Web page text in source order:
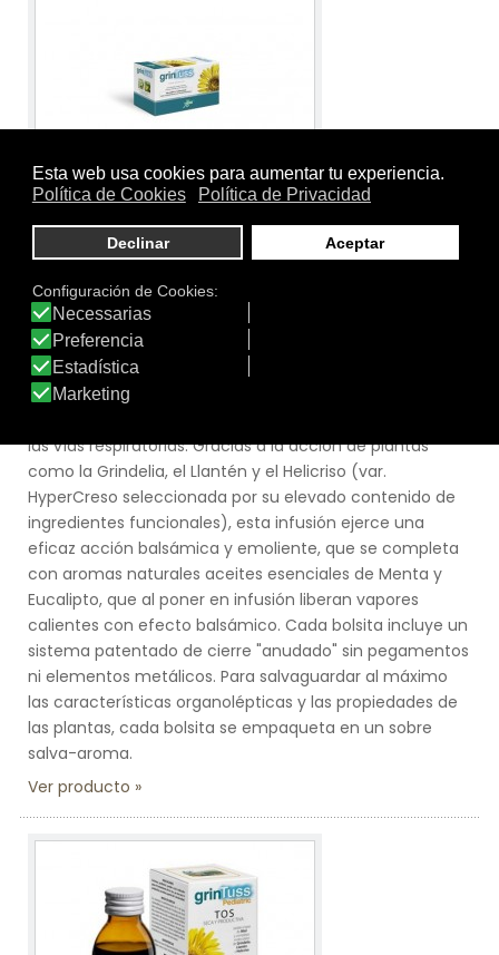
Tamaño:Contiene 20 bolsitas de 1,5 g\u00a0c.u.
Marca:Grintuss
Línea:Línea Grintuss
GRINTUSS ADULT TISANA
las vías respiratorias. Gracias a la acción de plantas
como la Grindelia, el Llantén y el Helicriso (var.
HyperCreso seleccionada por su elevado contenido de
ingredientes funcionales), esta infusión ejerce una
eficaz acción balsámica y emoliente, que se completa
con aromas naturales aceites esenciales de Menta y
Eucalipto, que al poner en infusión liberan vapores
calientes con efecto balsámico. Cada bolsita incluye un
sistema patentado de cierre "anudado" sin pegamentos
ni elementos metálicos. Para salvaguardar al máximo
las características organolépticas y las propiedades de
las plantas, cada bolsita se empaqueta en un sobre
salva-aroma.
Ver producto